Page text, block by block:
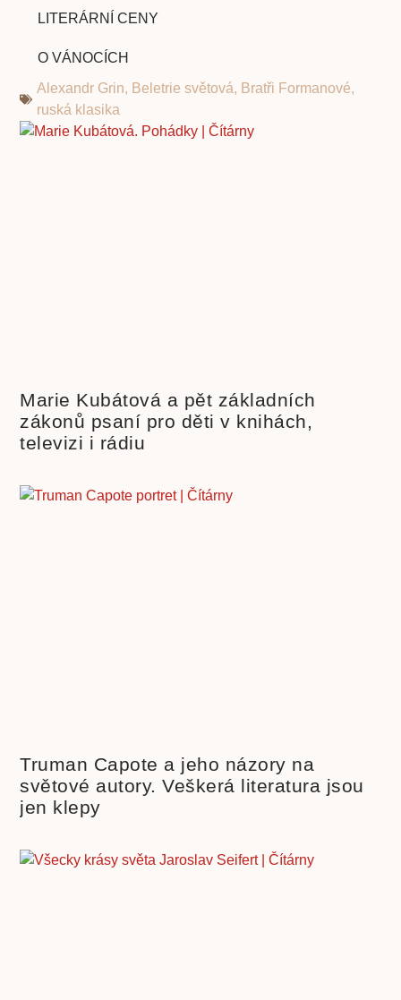
LITERÁRNÍ CENY
O VÁNOCÍCH
Alexandr Grin, Beletrie světová, Bratři Formanové,
ruská klasika
Marie Kubátová a pět základních
zákonů psaní pro děti v knihách,
televizi i rádiu
Truman Capote a jeho názory na
světové autory. Veškerá literatura jsou
jen klepy